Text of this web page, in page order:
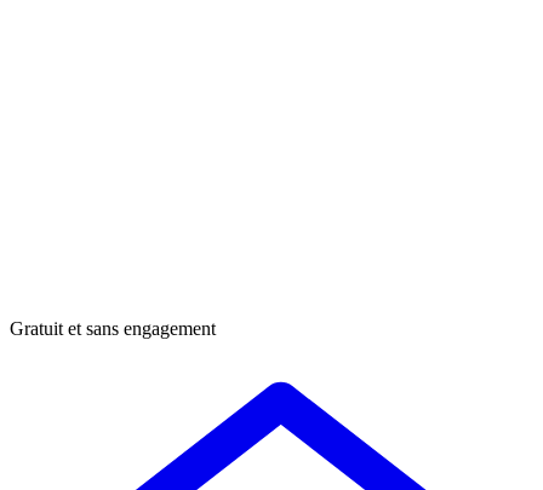
Gratuit et sans engagement